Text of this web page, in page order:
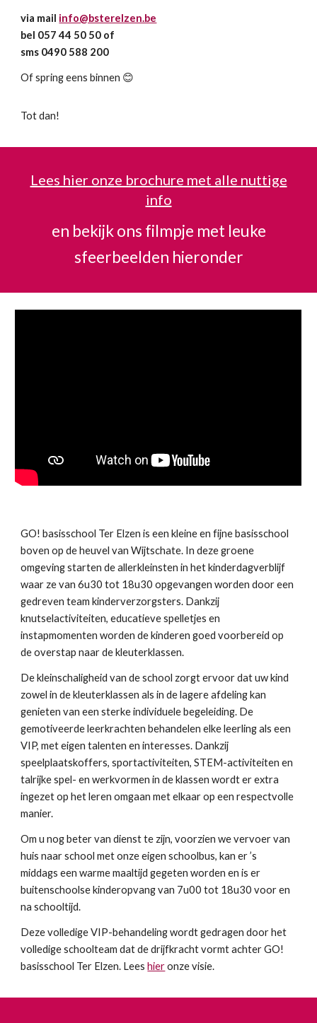
via mail info@bsterelzen.be
bel 057 44 50 50 of
sms 0490 588 200
Of spring eens binnen 😊
Tot dan!
Lees hier onze brochure met alle nuttige
info
en bekijk ons filmpje met leuke
sfeerbeelden hieronder
GO! basisschool Ter Elzen is een kleine en fijne basisschool
boven op de heuvel van Wijtschate. In deze groene
omgeving starten de allerkleinsten in het kinderdagverblijf
waar ze van 6u30 tot 18u30 opgevangen worden door een
gedreven team kinderverzorgsters. Dankzij
knutselactiviteiten, educatieve spelletjes en
instapmomenten worden de kinderen goed voorbereid op
de overstap naar de kleuterklassen.
De kleinschaligheid van de school zorgt ervoor dat uw kind
zowel in de kleuterklassen als in de lagere afdeling kan
genieten van een sterke individuele begeleiding. De
gemotiveerde leerkrachten behandelen elke leerling als een
VIP, met eigen talenten en interesses. Dankzij
speelplaatskoffers, sportactiviteiten, STEM-activiteiten en
talrijke spel- en werkvormen in de klassen wordt er extra
ingezet op het leren omgaan met elkaar op een respectvolle
manier.
Om u nog beter van dienst te zijn, voorzien we vervoer van
huis naar school met onze eigen schoolbus, kan er ’s
middags een warme maaltijd gegeten worden en is er
buitenschoolse kinderopvang van 7u00 tot 18u30 voor en
na schooltijd.
Deze volledige VIP-behandeling wordt gedragen door het
volledige schoolteam dat de drijfkracht vormt achter GO!
basisschool Ter Elzen. Leeshieronze visie.